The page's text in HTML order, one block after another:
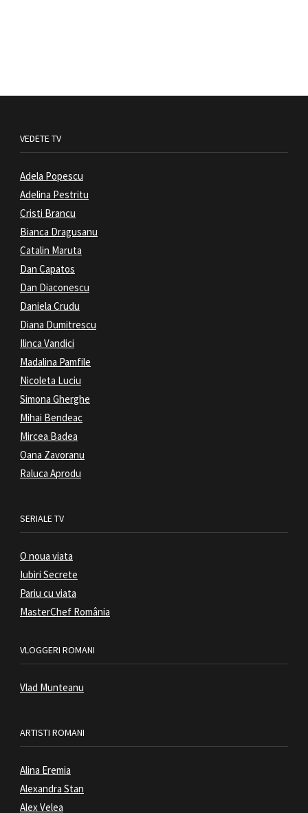
VEDETE TV
Adela Popescu
Adelina Pestritu
Cristi Brancu
Bianca Dragusanu
Catalin Maruta
Dan Capatos
Dan Diaconescu
Daniela Crudu
Diana Dumitrescu
Ilinca Vandici
Madalina Pamfile
Nicoleta Luciu
Simona Gherghe
Mihai Bendeac
Mircea Badea
Oana Zavoranu
Raluca Aprodu
SERIALE TV
O noua viata
Iubiri Secrete
Pariu cu viata
MasterChef România
VLOGGERI ROMANI
Vlad Munteanu
ARTISTI ROMANI
Alina Eremia
Alexandra Stan
Alex Velea